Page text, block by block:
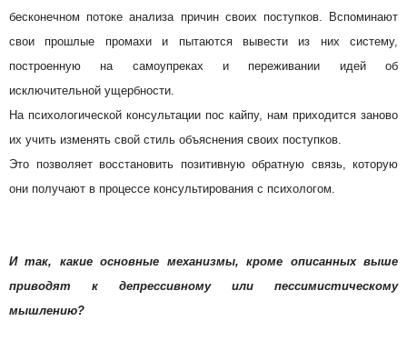
бесконечном потоке анализа причин своих поступков. Вспоминают
свои прошлые промахи и пытаются вывести из них систему,
построенную на самоупреках и переживании идей об
исключительной ущербности.
На психологической консультации пос кайпу, нам приходится заново
их учить изменять свой стиль объяснения своих поступков.
Это позволяет восстановить позитивную обратную связь, которую
они получают в процессе консультирования с психологом.
И так, какие основные механизмы, кроме описанных выше
приводят к депрессивному или пессимистическому
мышлению?